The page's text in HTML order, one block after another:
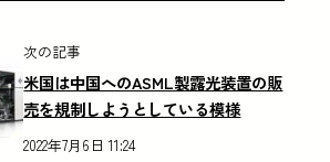
次の記事
米国は中国へのASML製露光装置の販
売を規制しようとしている模様
2022年7月6日 11:24